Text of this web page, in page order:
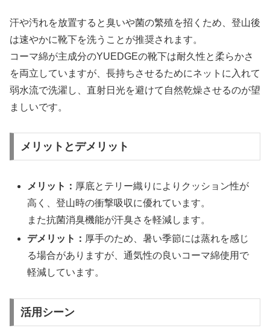
汗や汚れを放置すると臭いや菌の繁殖を招くため、登山後
は速やかに靴下を洗うことが推奨されます。
コーマ綿が主成分のYUEDGEの靴下は耐久性と柔らかさ
を両立していますが、長持ちさせるためにネットに入れて
弱水流で洗濯し、直射日光を避けて自然乾燥させるのが望
ましいです。
メリットとデメリット
メリット： 厚底とテリー織りによりクッション性が
高く、登山時の衝撃吸収に優れています。
また抗菌消臭機能が汗臭さを軽減します。
デメリット： 厚手のため、暑い季節には蒸れを感じ
る場合がありますが、通気性の良いコーマ綿使用で
軽減しています。
活用シーン